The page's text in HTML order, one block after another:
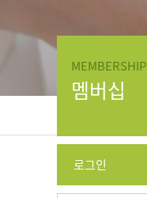
MEMBERSHIP
멤버십
로그인